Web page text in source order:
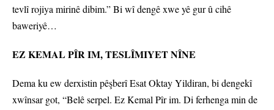
tevlî rojiya mirinê dibim.” Bi wî dengê xwe yê gur û cihê
baweriyê…
EZ KEMAL PÎR IM, TESLÎMIYET NÎNE
Dema ku ew derxistin pêşberî Esat Oktay Yildiran, bi dengekî
xwînsar got, “Belê serpel. Ez Kemal Pîr im. Di ferhenga min de